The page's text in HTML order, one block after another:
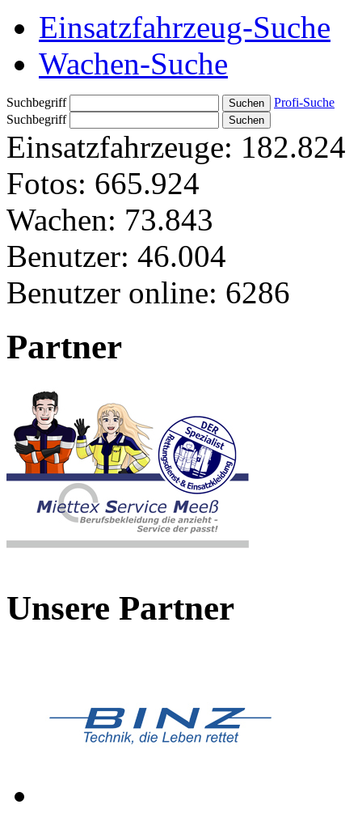
Einsatzfahrzeug-Suche
Wachen-Suche
Suchbegriff
Profi-Suche
Suchbegriff
Einsatzfahrzeuge: 182.824
Fotos: 665.924
Wachen: 73.843
Benutzer: 46.004
Benutzer online: 6286
Partner
Unsere Partner